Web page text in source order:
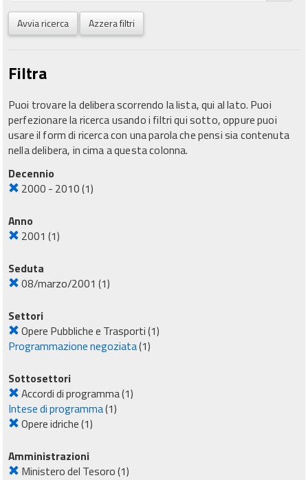
Avvia ricerca Azzera filtri
Filtra
Puoi trovare la delibera scorrendo la lista, qui al lato. Puoi
perfezionare la ricerca usando i filtri qui sotto, oppure puoi
usare il form di ricerca con una parola che pensi sia contenuta
nella delibera, in cima a questa colonna.
Decennio
2000 - 2010(1)
Anno
2001 (1)
Seduta
08/marzo/2001 (1)
Settori
Opere Pubbliche e Trasporti(1)
Programmazione negoziata(1)
Sottosettori
Accordi di programma(1)
Intese di programma(1)
Opere idriche(1)
Amministrazioni
Ministero del Tesoro(1)